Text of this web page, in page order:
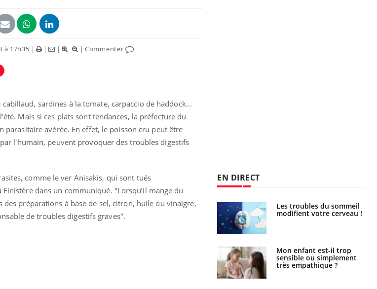
à 17h35 | | | |Commenter
sardines à la tomate, carpaccio de haddock...
Mais si ces plats sont tendances, la préfecture du
parasitaire avérée. En effet, le poisson cru peut être
l'humain, peuvent provoquer des troubles digestifs
comme le ver Anisakis, qui sont tués
dans un communiqué. "Lorsqu’il mange du
des préparations à base de sel, citron, huile ou vinaigre,
de troubles digestifs graves".
EN DIRECT
Fatigue en vacances : Les troubles du sommeil
modifient votre cerveau !
Mon enfant est-il trop
sensible ou simplement
très empathique ?